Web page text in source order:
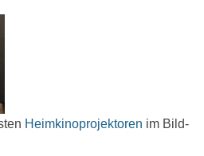
Heimkinoprojektoren im Bild-